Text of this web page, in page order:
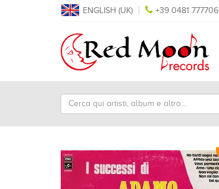
ENGLISH (UK) +39 0481 777706
Cerca
qui
artisti,
e
altro...